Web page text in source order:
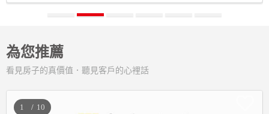
為您推薦
看見房子的真價值．聽見客戶的心裡話
/